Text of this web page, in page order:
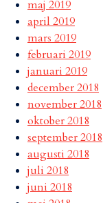
maj 2019
april 2019
mars 2019
februari 2019
januari 2019
december 2018
november 2018
oktober 2018
september 2018
augusti 2018
juli 2018
juni 2018